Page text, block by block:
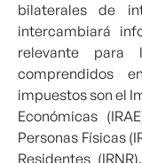
bilaterales de
intercambiará
relevante para
comprendidos
impuestos son el
Económicas
Personas Físicas
Residentes